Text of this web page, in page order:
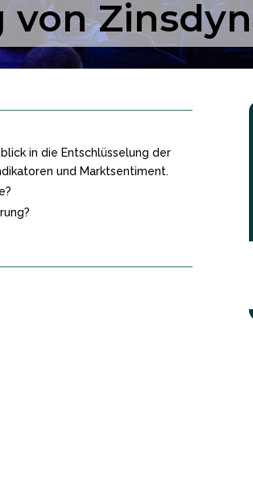
in die Entschlüsselung der
und Marktsentiment.